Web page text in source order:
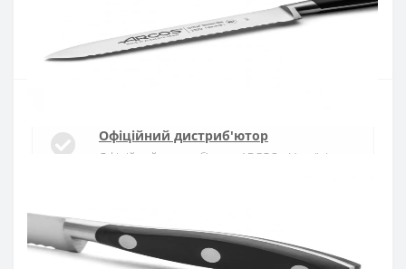
Введіть номер телефону і ми передзвонимо
Офіційний дистриб'ютор
Офіційний дистриб'ютор ARCOS в Україні
Доставка протягом 1-3 днів по Україні